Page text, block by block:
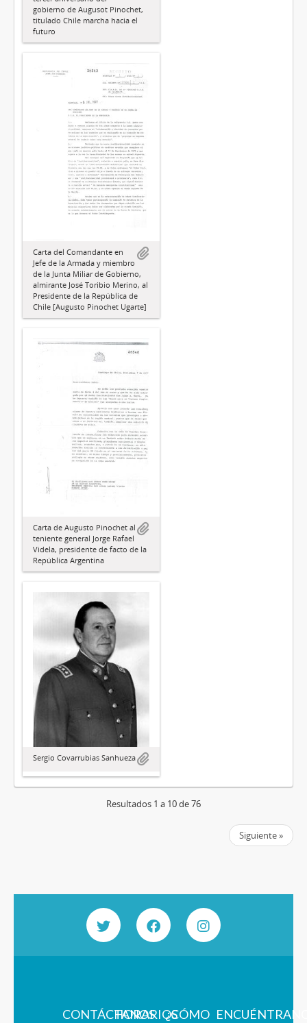
gobierno de Augusot Pinochet,
titulado Chile marcha hacia el
futuro
Carta del Comandante en
Jefe de la Armada y miembro
de la Junta Miliar de Gobierno,
almirante José Toribio Merino, al
Presidente de la República de
Chile [Augusto Pinochet Ugarte]
Carta de Augusto Pinochet al
teniente general Jorge Rafael
Videla, presidente de facto de la
República Argentina
Sergio Covarrubias Sanhueza
Resultados 1 a 10 de 76
Siguiente »
CONTÁCTANOS
HORARIOS¿CÓMO